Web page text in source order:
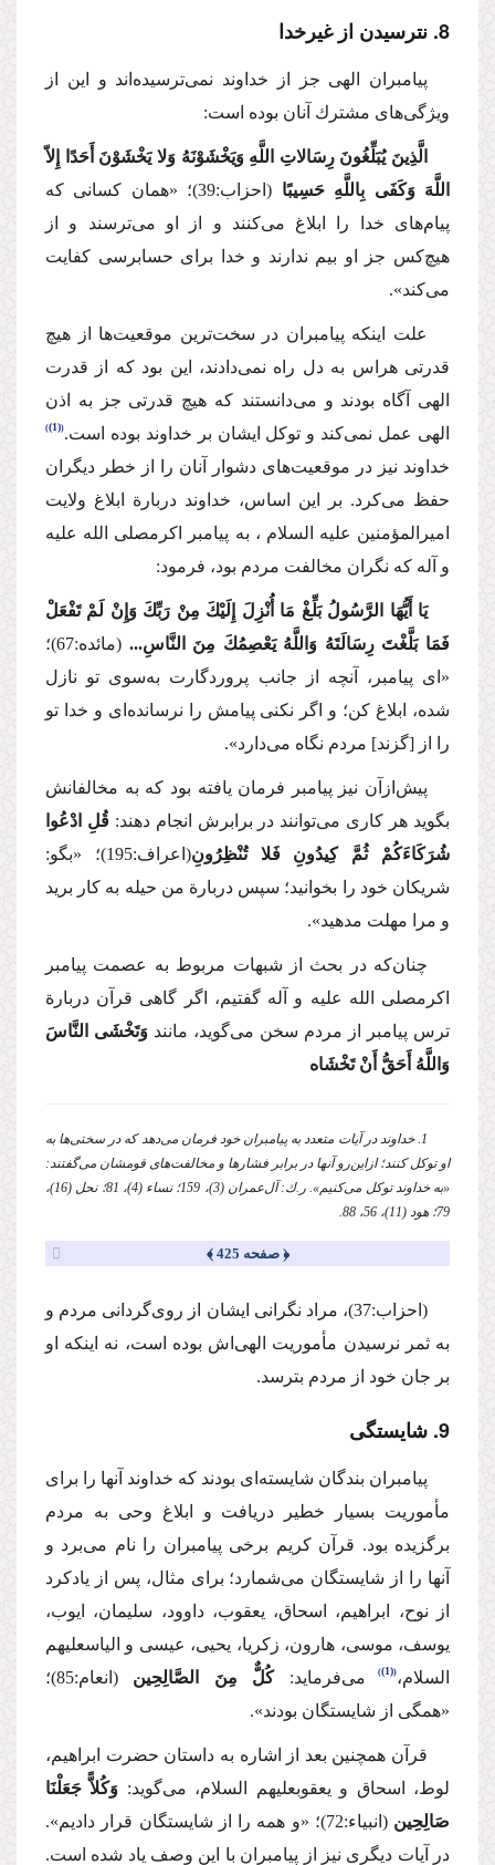
8. نترسیدن از غیرخدا
پیامبران الهی جز از خداوند نمی‌ترسیده‌اند و این از
ویژگی‌های مشترك آنان بوده است:
الَّذِینَ یُبَلِّغُونَ رِسَالاتِ اللَّهِ وَیَخْشَوْنَهُ وَلا یَخْشَوْنَ أَحَدًا إِلاّ
اللَّهَ وَكَفَی بِاللَّهِ حَسِیبًا (احزاب:39)؛
«همان كسانی كه
پیام‌های خدا را ابلاغ می‌كنند و از او می‌ترسند و از
هیچ‌كس جز او بیم ندارند و خدا برای حسابرسی كفایت
می‌كند».
علت اینكه پیامبران در سخت‌ترین موقعیت‌ها از هیچ
قدرتی هراس به دل راه نمی‌دادند، این بود كه از قدرت
الهی آگاه بودند و می‌دانستند كه هیچ قدرتی جز به اذن
الهی عمل نمی‌كند و توكل ایشان بر خداوند بوده است. (1)
خداوند نیز در موقعیت‌های دشوار آنان را از خطر دیگران
حفظ می‌كرد. بر این اساس، خداوند دربارة ابلاغ ولایت
امیرالمؤمنین علیه السلام ، به پیامبر اكرمصلی الله علیه
و آله كه نگران مخالفت مردم بود، فرمود:
یَا أَیُّهَا الرَّسُولُ بَلِّغْ مَا أُنْزِلَ إِلَیْكَ مِنْ رَبِّكَ وَإِنْ لَمْ تَفْعَلْ
فَمَا بَلَّغْتَ رِسَالَتَهُ وَاللَّهُ یَعْصِمُكَ مِنَ النَّاسِ... (مائده:67)؛
«ای پیامبر، آنچه از جانب پروردگارت به‌سوی تو نازل
شده، ابلاغ كن؛ و اگر نكنی پیامش را نرسانده‌ای و خدا تو
را از [گزند] مردم نگاه می‌دارد».
پیش‌ازآن نیز پیامبر فرمان یافته بود كه به مخالفانش
بگوید هر كاری می‌توانند در برابرش انجام دهند:قُلِ ادْعُوا
شُرَكَاءَكُمْ ثُمَّ كِیدُونِ فَلا تُنْظِرُونِ
(اعراف:195)؛ «بگو:
شریكان خود را بخوانید؛ سپس دربارة من حیله به كار برید
و مرا مهلت مدهید».
چنان‌كه در بحث از شبهات مربوط به عصمت پیامبر
اكرمصلی الله علیه و آله گفتیم، اگر گاهی قرآن دربارة
ترس پیامبر از مردم سخن می‌گوید، مانند وَتَخْشَی النَّاسَ
وَاللَّهُ أَحَقُّ أَنْ تَخْشَاه
1. خداوند در آیات متعدد به پیامبران خود فرمان می‌دهد كه در سختی‌ها به
او توكل كنند؛ ازاین‌رو آنها در برابر فشارها و مخالفت‌های قومشان می‌گفتند:
«به خداوند توكل می‌كنیم». ر.ك: آل‌عمران (3)، 159؛ نساء (4)، 81؛ نحل (16)،
79؛ هود (11)، 56، 88.
﴿ صفحه 425 ﴾
(احزاب:37)، مراد نگرانی ایشان از روی‌گردانی مردم و
به ثمر نرسیدن مأموریت الهی‌اش بوده است، نه اینكه او
بر جان خود از مردم بترسد.
9. شایستگی
پیامبران بندگان شایسته‌ای بودند كه خداوند آنها را برای
مأموریت بسیار خطیر دریافت و ابلاغ وحی به مردم
برگزیده بود. قرآن كریم برخی پیامبران را نام می‌برد و
آنها را از شایستگان می‌شمارد؛ برای مثال، پس از یادكرد
از نوح، ابراهیم، اسحاق، یعقوب، داوود، سلیمان، ایوب،
یوسف، موسی، هارون، زكریا، یحیی، عیسی و الیاسعلیهم
السلام، (1) می‌فرماید:كُلٌّ مِنَ الصَّالِحِین (انعام:85)؛
«همگی از شایستگان بودند».
قرآن همچنین بعد از اشاره به داستان حضرت ابراهیم،
لوط، اسحاق و یعقوبعلیهم السلام، می‌گوید: وَكُلاًّ جَعَلْنَا
صَالِحِین (انبیاء:72)؛
«و همه را از شایستگان قرار دادیم».
در آیات دیگری نیز از پیامبران با این وصف یاد شده است.